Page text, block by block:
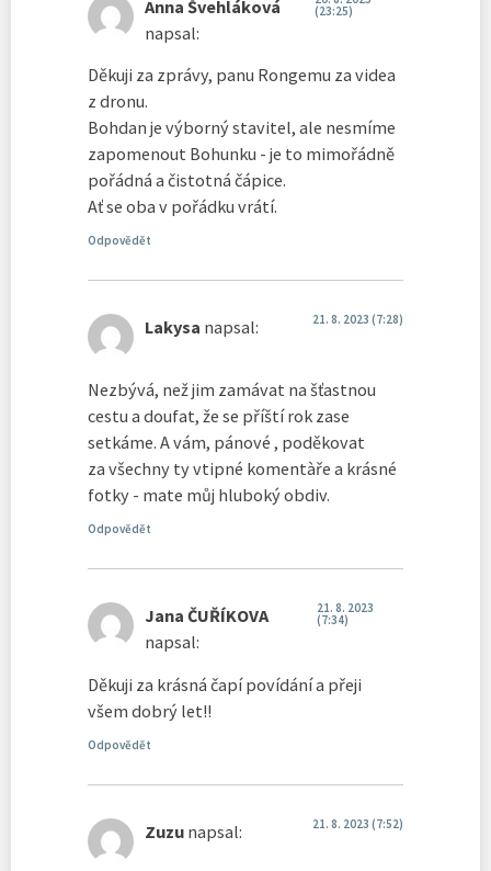
Anna Švehláková
napsal:
(23:25)
Děkuji za zprávy, panu Rongemu za videa
z dronu.
Bohdan je výborný stavitel, ale nesmíme
zapomenout Bohunku - je to mimořádně
pořádná a čistotná čápice.
Ať se oba v pořádku vrátí.
Odpovědět
Lakysa napsal: 21. 8. 2023 (7:28)
Nezbývá, než jim zamávat na šťastnou
cestu a doufat, že se příští rok zase
setkáme. A vám, pánové , poděkovat
za všechny ty vtipné komentàře a krásné
fotky - mate můj hluboký obdiv.
Odpovědět
Jana ČUŘÍKOVA
napsal:
21. 8. 2023
(7:34)
Děkuji za krásná čapí povídání a přeji
všem dobrý let!!
Odpovědět
Zuzu napsal: 21. 8. 2023 (7:52)